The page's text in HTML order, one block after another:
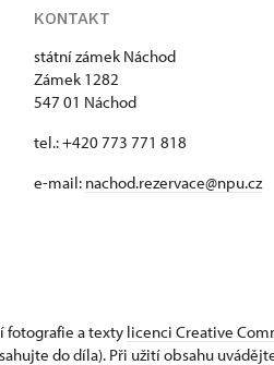
KONTAKT
státní zámek Náchod
Zámek 1282
547 01 Náchod
tel.: +420 773 771 818
e-mail: nachod.rezervace@npu.cz
fotografie a texty licenci Creative
do díla). Při užití obsahu